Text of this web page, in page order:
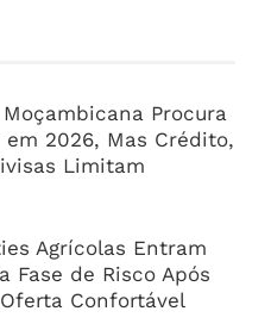
Procura
em 2026, Mas Crédito,
Limitam
Agrícolas Entram
Fase de Risco Após
Confortável